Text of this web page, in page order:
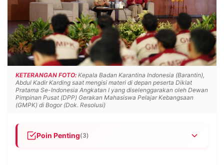
POLICY WARGA
INFORMASI
IKLAN
KIRIM
TULISAN
PENGADUAN TERM
OF
SERVICE
IKUTI
KETERANGAN FOTO: Kepala Badan Karantina Indonesia (Barantin),
Abdul Kadir Karding saat mengisi materi di depan peserta Diklat
Pratama Se-Indonesia Angkatan I yang diselenggarakan oleh Dewan
Pimpinan Pusat (DPP) Gerakan Mahasiswa Pelajar Kebangsaan
(GMPK) di Bogor (Dok. Resolusi)
Poin Penting(3)